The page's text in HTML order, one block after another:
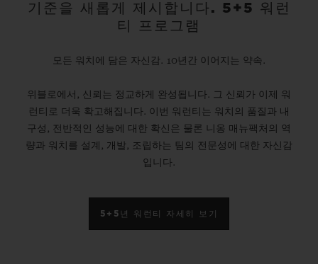
기준을 새롭게 제시합니다. 5+5 워런
티 프로그램
모든 워치에 담은 자신감. 10년간 이어지는 약속.
위블로에서, 신뢰는 정교하게 완성됩니다. 그 신뢰가 이제 워
런티로 더욱 확고해집니다. 이번 워런티는 워치의 품질과 내
구성, 전반적인 성능에 대한 확신은 물론 니옹 매뉴팩처의 역
량과 워치를 설계, 개발, 조립하는 팀의 전문성에 대한 자신감
입니다.
5+5년 워런티 자세히 보기